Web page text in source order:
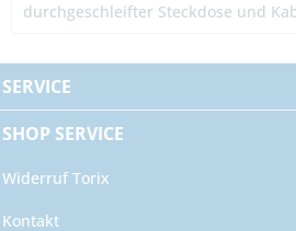
durchgeschleifter Steckdose und
SERVICE
SHOP SERVICE
Widerruf Torix
Kontakt